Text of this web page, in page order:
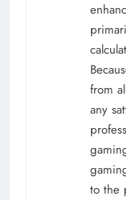
from
any
to the